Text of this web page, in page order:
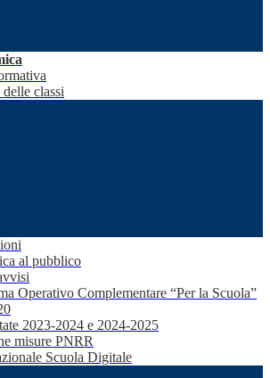
classi
al pubblico
Operativo Complementare “Per la Scuola”
2023-2024 e 2024-2025
misure PNRR
Scuola Digitale